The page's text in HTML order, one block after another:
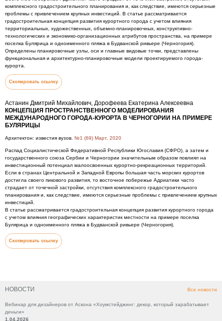
НОВОСТИ Все новости
Вебинар для дизайнеров от Аскона «Хоумстейджинг: декор, который зарабатывает
деньги»
1.04.2026
комплексного градостроительного планирования и, как следствие, имеются серьезные
проблемы с привлечением крупных инвестиций. В статье рассматривается
градостроительная концепция развития курортного города с учетом влияния
территориальных, художественных, объемно-планировочных, конструктивно-
технологических и экономико-организационных атрибутов пространства, на примере
поселка Булярица и одноименного пляжа в Будванской ривьере (Черногория).
Определены планировочные узлы, оси и главные видовые точки, представлены
функциональная и архитектурно-планировочные модели проектируемого города-
курорта.
Скопировать ссылку
Астанин Дмитрий Михайлович, Дорофеева Екатерина Алексеевна
КОНЦЕПЦИЯ ПРОСТРАНСТВЕННОГО МОДЕЛИРОВАНИЯ
МЕЖДУНАРОДНОГО ГОРОДА-КУРОРТА В ЧЕРНОГОРИИ НА ПРИМЕРЕ
БУЛЯРИЦЫ
Архитектон: известия вузов. №1 (69) Март, 2020
Распад Социалистической Федеративной Республики Югославия (СФРО), а затем и
государственного союза Сербии и Черногории значительным образом повлиял на
инвестиционный потенциал малоосвоенных курортно-рекреационных территорий.
Если в странах Центральной и Западной Европы большая часть морских курортов
достигла своего пикового развития, то восточное побережье Адриатики часто
страдает от точечной застройки, отсутствия комплексного градостроительного
планирования и, как следствие, имеются серьезные проблемы с привлечением крупных
инвестиций.
В статье рассматривается градостроительная концепция развития курортного города
с учетом влияния географических характеристик местности на примере поселка
Булярица и одноименного пляжа в Будванской ривьере (Черногория).
Скопировать ссылку